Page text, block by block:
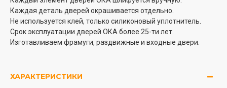
Каждая деталь дверей окрашивается отдельно.
Не используется клей, только силиконовый уплотнитель.
Срок эксплуатации дверей ОКА более 25-ти лет.
Изготавливаем фрамуги, раздвижные и входные двери.
ХАРАКТЕРИСТИКИ